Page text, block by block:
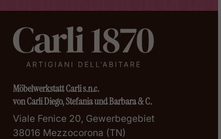
Möbelwerkstatt Carli s.n.c.
von Carli Diego, Stefania und Barbara & C.
Viale Fenice 20, Gewerbegebiet
38016 Mezzocorona (TN)